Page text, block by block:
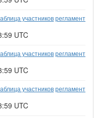
участниковрегламент
UTC
участниковрегламент
UTC
участниковрегламент
UTC